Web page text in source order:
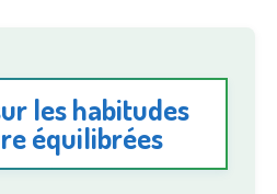
les habitudes
équilibrées